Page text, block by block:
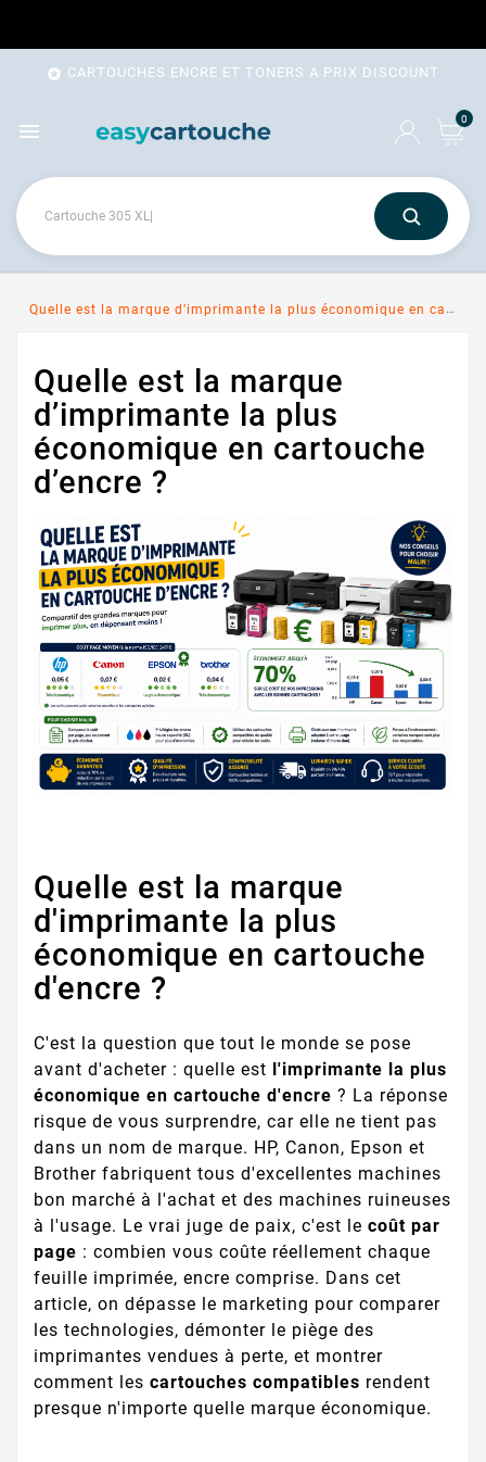
 CARTOUCHES ENCRE ET TONERS A PRIX DISCOUNT
 0
Quelle est la marque d’imprimante la plus économique en cartouche d’encre ?
Quelle est la marque
d’imprimante la plus
économique en cartouche
d’encre ?
Quelle est la marque
d'imprimante la plus
économique en cartouche
d'encre ?
C'est la question que tout le monde se pose
avant d'acheter : quelle est l'imprimante la plus
économique en cartouche d'encre ? La réponse
risque de vous surprendre, car elle ne tient pas
dans un nom de marque. HP, Canon, Epson et
Brother fabriquent tous d'excellentes machines
bon marché à l'achat et des machines ruineuses
à l'usage. Le vrai juge de paix, c'est le coût par
page : combien vous coûte réellement chaque
feuille imprimée, encre comprise. Dans cet
article, on dépasse le marketing pour comparer
les technologies, démonter le piège des
imprimantes vendues à perte, et montrer
comment les cartouches compatibles rendent
presque n'importe quelle marque économique.